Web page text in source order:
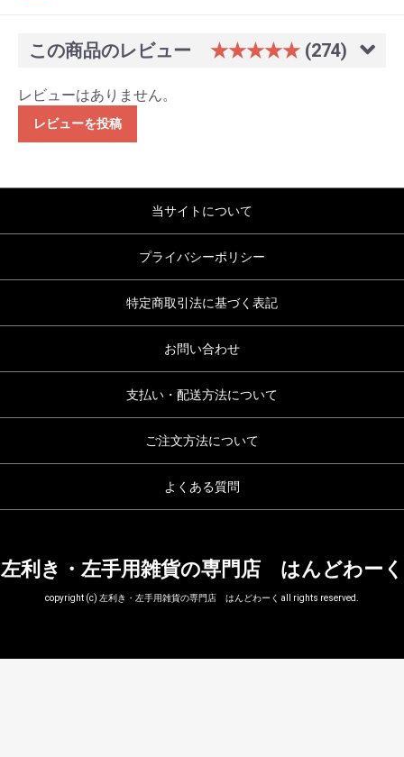
この商品のレビュー ★★★★★ (274)
レビューはありません。
レビューを投稿
当サイトについて
プライバシーポリシー
特定商取引法に基づく表記
お問い合わせ
支払い・配送方法について
ご注文方法について
よくある質問
左利き・左手用雑貨の専門店 はんどわーく
copyright (c) 左利き・左手用雑貨の専門店 はんどわーく all rights reserved.